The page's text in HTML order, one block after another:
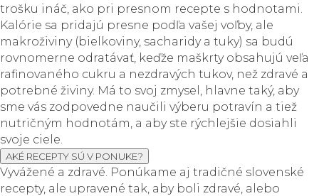
trošku ináč, ako pri presnom recepte s hodnotami.
Kalórie sa pridajú presne podľa vašej voľby, ale
makroživiny (bielkoviny, sacharidy a tuky) sa budú
rovnomerne odratávať, keďže maškrty obsahujú veľa
rafinovaného cukru a nezdravých tukov, než zdravé a
potrebné živiny. Má to svoj zmysel, hlavne taký, aby
sme vás zodpovedne naučili výberu potravín a tiež
nutričným hodnotám, a aby ste rýchlejšie dosiahli
svoje ciele.
AKÉ RECEPTY SÚ V PONUKE?
Vyvážené a zdravé. Ponúkame aj tradičné slovenské
recepty, ale upravené tak, aby boli zdravé, alebo